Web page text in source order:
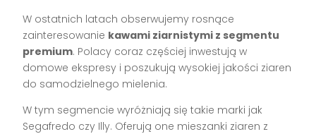
W ostatnich latach obserwujemy rosnące
zainteresowanie kawami ziarnistymi z segmentu
premium. Polacy coraz częściej inwestują w
domowe ekspresy i poszukują wysokiej jakości ziaren
do samodzielnego mielenia.
W tym segmencie wyróżniają się takie marki jak
Segafredo czy Illy. Oferują one mieszanki ziaren z